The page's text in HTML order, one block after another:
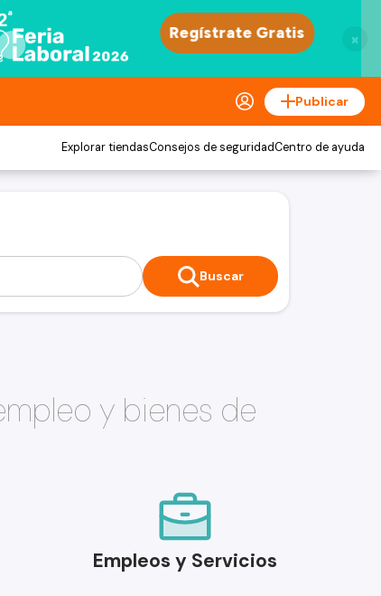
×
Publicar
Explorar tiendasConsejos de seguridadCentro de ayuda
Buscar
y bienes de
Empleos y Servicios